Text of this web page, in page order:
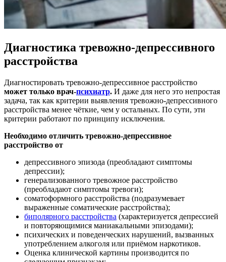
Диагностика тревожно-депрессивного
расстройства
Диагностировать тревожно-депрессивное расстройство
может только врач-психиатр. И даже для него это непростая
задача, так как критерии выявления тревожно-депрессивного
расстройства менее чёткие, чем у остальных. По сути, эти
критерии работают по принципу исключения.
Необходимо отличить тревожно-депрессивное
расстройство от
депрессивного эпизода (преобладают симптомы
депрессии);
генерализованного тревожное расстройство
(преобладают симптомы тревоги);
соматоформного расстройства (подразумевает
выраженные соматические расстройства);
биполярного расстройства (характеризуется депрессией
и повторяющимися маниакальными эпизодами);
психических и поведенческих нарушений, вызванных
употреблением алкоголя или приёмом наркотиков.
Оценка клинической картины производится по